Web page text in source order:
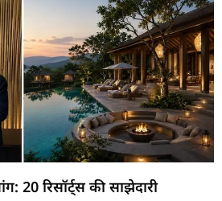
रिसॉर्ट्स की साझेदारी